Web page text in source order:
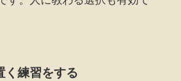
く練習をする